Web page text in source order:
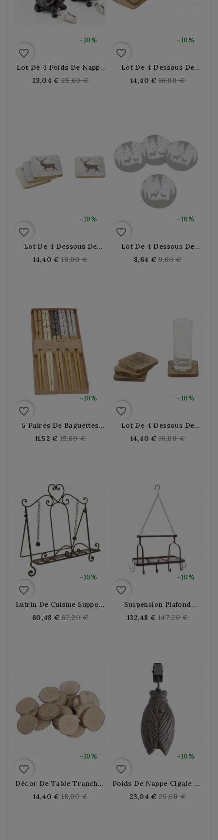
-10%
favorite_border
Lot De 4 Poids De Nappe
Tortue En Fonte
23,04 € Regular
25,60 €
-10%
favorite_border
Lot De 4 Dessous De
Verres En Bois Décor
Poule
14,40 € Regular
16,00 €
-10%
favorite_border
Lot De 4 Dessous De
Verres En Bois Décor Cerf
14,40 € Regular
16,00 €
-10%
favorite_border
Lot De 4 Dessous De
Verres En Vinyl Décor
Cerfs
8,64 € Regular
9,60 €
-10%
favorite_border
5 Paires De Baguettes
Chinoises En Bambou
Motifs Animaux
11,52 € Regular
12,80 €
-10%
favorite_border
Lot De 4 Dessous De
Verres En Bois Manguier,
Décor Sculpté Edelweiss
14,40 € Regular
16,00 €
-10%
favorite_border
Lutrin De Cuisine Support
Pour Livre De Resettes En
Métal
60,48 € Regular
67,20 €
-10%
favorite_border
Suspension Plafond
Casseroles Ustensiles De
Cuisine
132,48 € Regular
147,20 €
-10%
favorite_border
Décor De Table Tranches
De Bois De Bouleau X20
14,40 € Regular
16,00 €
-10%
favorite_border
Poids De Nappe Cigale En
Fonte X4
23,04 € Regular
25,60 €